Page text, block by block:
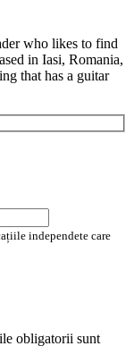
who likes to find
in Iasi, Romania,
that has a guitar
independete care
obligatorii sunt